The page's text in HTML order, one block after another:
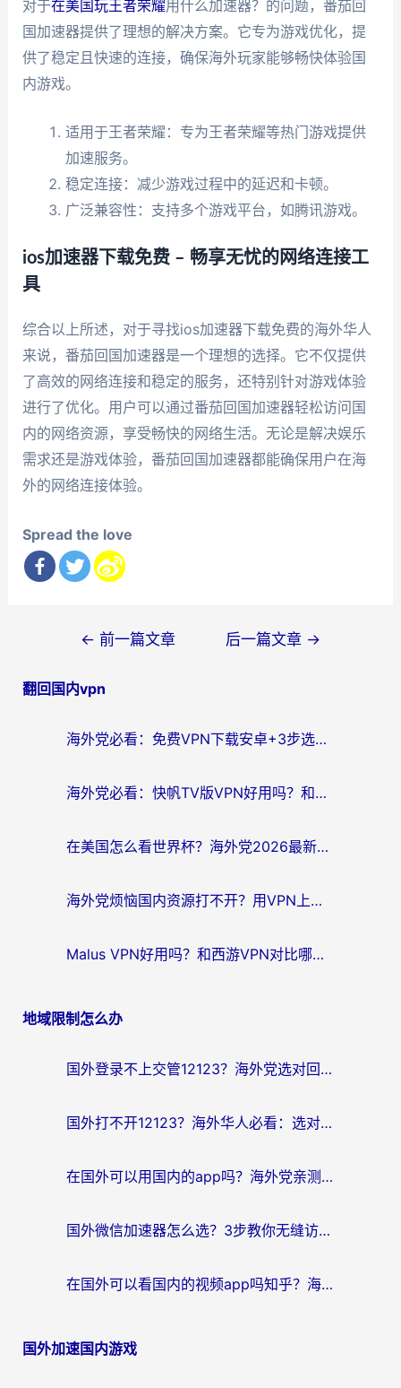
对于在美国玩王者荣耀用什么加速器？的问题，番茄回
国加速器提供了理想的解决方案。它专为游戏优化，提
供了稳定且快速的连接，确保海外玩家能够畅快体验国
内游戏。
适用于王者荣耀：专为王者荣耀等热门游戏提供
加速服务。
稳定连接：减少游戏过程中的延迟和卡顿。
广泛兼容性：支持多个游戏平台，如腾讯游戏。
ios加速器下载免费 – 畅享无忧的网络连接工
具
综合以上所述，对于寻找ios加速器下载免费的海外华人
来说，番茄回国加速器是一个理想的选择。它不仅提供
了高效的网络连接和稳定的服务，还特别针对游戏体验
进行了优化。用户可以通过番茄回国加速器轻松访问国
内的网络资源，享受畅快的网络生活。无论是解决娱乐
需求还是游戏体验，番茄回国加速器都能确保用户在海
外的网络连接体验。
Spread the love
导
← 前一篇文章 后一篇文章 →
翻回国内vpn
海外党必看：免费VPN下载安卓+3步选对国外到国内加速器，无缝刷国内资源
海外党必看：快帆TV版VPN好用吗？和斧牛手游VPN对比哪个回国效果更好？附电脑翻墙回国实用技巧
在美国怎么看世界杯？海外党2026最新回国加速器指南：从影音到游戏全搞定
海外党烦恼国内资源打不开？用VPN上海节点+这几点，轻松搞定回国加速！
Malus VPN好用吗？和西游VPN对比哪个回国效果更好？海外党亲测后的真实选择
地域限制怎么办
国外登录不上交管12123？海外党选对回国加速器，无缝访问国内资源不发愁
国外打不开12123？海外华人必看：选对回国加速器，无缝访问国内资源
在国外可以用国内的app吗？海外党亲测有效的回国加速方案
国外微信加速器怎么选？3步教你无缝访问国内资源（附避坑指南）
在国外可以看国内的视频app吗知乎？海外党亲测有效的追剧解决方案
国外加速国内游戏